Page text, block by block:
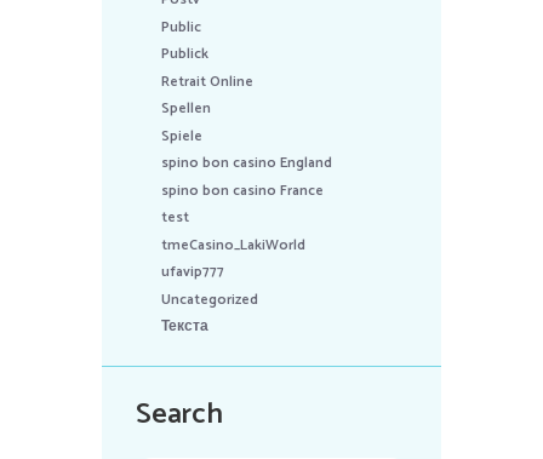
Public
Publick
Retrait Online
Spellen
Spiele
spino bon casino England
spino bon casino France
test
tmeCasino_LakiWorld
ufavip777
Uncategorized
Текста
Search